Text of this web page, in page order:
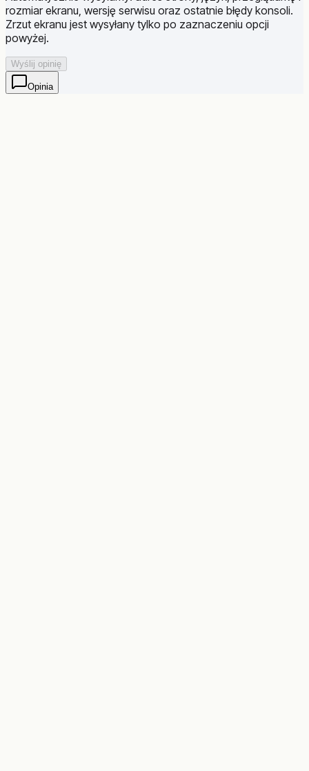
rozmiar ekranu, wersję serwisu oraz ostatnie błędy konsoli.
Zrzut ekranu jest wysyłany tylko po zaznaczeniu opcji
powyżej.
Wyślij opinię
Opinia